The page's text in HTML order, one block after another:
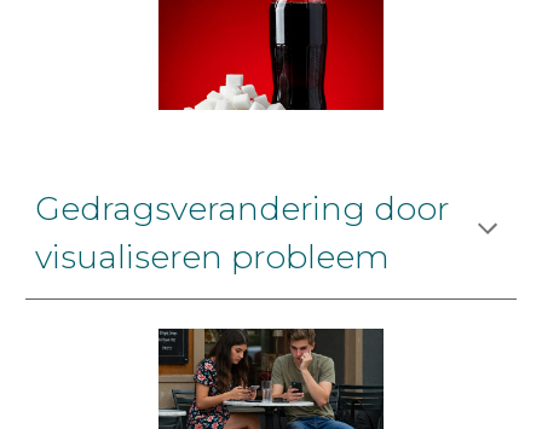
Gedragsverandering door
visualiseren probleem